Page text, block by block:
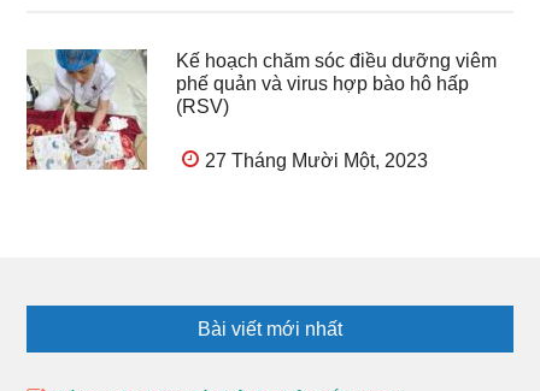
Kế hoạch chăm sóc điều dưỡng viêm
phế quản và virus hợp bào hô hấp
(RSV)
27 Tháng Mười Một, 2023
Bài viết mới nhất